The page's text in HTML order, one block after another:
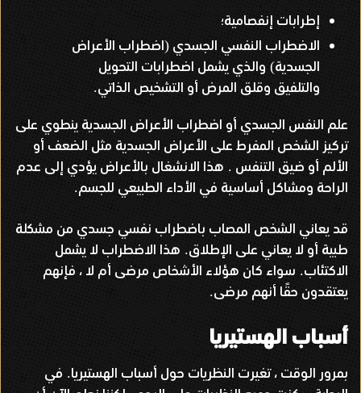
إطرابات إنفصامية؛
الاضطراب النفسي الجسدي (اضطراب الأعراض
الجسدية) والذي يشمل اضطرابات التحويل
والتلفيق وقلق المرض أو التشخيص الذاتي.
علم النفس الجسدي أو اضطراب الأعراض الجسدية ينطوي على
تركيز الشخص المفرط على الأعراض الجسدية مثل الضعف أو
الألم أو ضيق التنفس . هذا الانشغال بالأعراض يؤدي إلى عدم
الراحة ومشاكل أساسية في الأداء الطبيعي للجسم.
قد يعاني الشخص المصاب باضطراب نفسي جسدي من مشكلة
طبية أو لا يعاني على الإطلاق. هذا الاضطراب لا يشمل
الاكتئاب. سواء كان هؤلاء الأشخاص مرضى أم لا ، فإنهم
يعتقدون حقًا أنهم مرضى.
أسباب الهستيريا
بمرور الوقت ، تغيرت النظريات حول أسباب الهستيريا. في